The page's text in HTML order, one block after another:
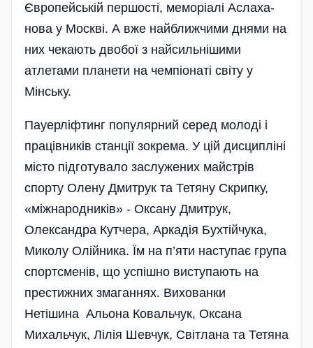
Європейській першості, меморіалі Аслаха­
нова у Москві. А вже най­ближчими днями на
них чекають двобої з найсиль­нішими
атлетами планети на чемпіонаті світу у
Мінську.
Пауерліфтинг популярний серед молоді і
працівників станції зокрема. У цій дисципліні
місто підготувало заслужених майстрів
спорту Олену Дмитрук та Тетяну Скрипку,
«міжнародників» - Оксану Дмитрук,
Олександра Кутчера, Аркадія Бухтійчука,
Миколу Олійника. Їм на п’яти наступає група
спортсменів, що успішно виступають на
престижних змаганнях. Вихованки
Нетішина Альона Ковальчук, Оксана
Михальчук, Лілія Шевчук, Світлана та Тетяна